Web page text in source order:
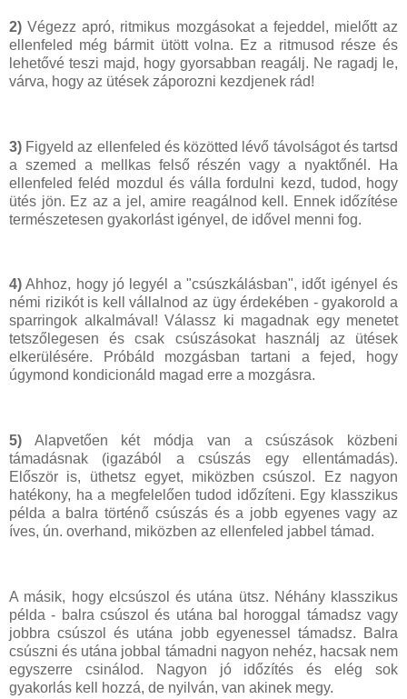
2) Végezz apró, ritmikus mozgásokat a fejeddel, mielőtt az
ellenfeled még bármit ütött volna. Ez a ritmusod része és
lehetővé teszi majd, hogy gyorsabban reagálj. Ne ragadj le,
várva, hogy az ütések záporozni kezdjenek rád!
3) Figyeld az ellenfeled és közötted lévő távolságot és tartsd
a szemed a mellkas felső részén vagy a nyaktőnél. Ha
ellenfeled feléd mozdul és válla fordulni kezd, tudod, hogy
ütés jön. Ez az a jel, amire reagálnod kell. Ennek időzítése
természetesen gyakorlást igényel, de idővel menni fog.
4) Ahhoz, hogy jó legyél a "csúszkálásban", időt igényel és
némi rizikót is kell vállalnod az ügy érdekében - gyakorold a
sparringok alkalmával! Válassz ki magadnak egy menetet
tetszőlegesen és csak csúszásokat használj az ütések
elkerülésére. Próbáld mozgásban tartani a fejed, hogy
úgymond kondicionáld magad erre a mozgásra.
5) Alapvetően két módja van a csúszások közbeni
támadásnak (igazából a csúszás egy ellentámadás).
Először is, üthetsz egyet, miközben csúszol. Ez nagyon
hatékony, ha a megfelelően tudod időzíteni. Egy klasszikus
példa a balra történő csúszás és a jobb egyenes vagy az
íves, ún. overhand, miközben az ellenfeled jabbel támad.
A másik, hogy elcsúszol és utána ütsz. Néhány klasszikus
példa - balra csúszol és utána bal horoggal támadsz vagy
jobbra csúszol és utána jobb egyenessel támadsz. Balra
csúszni és utána jobbal támadni nagyon nehéz, hacsak nem
egyszerre csinálod. Nagyon jó időzítés és elég sok
gyakorlás kell hozzá, de nyilván, van akinek megy.